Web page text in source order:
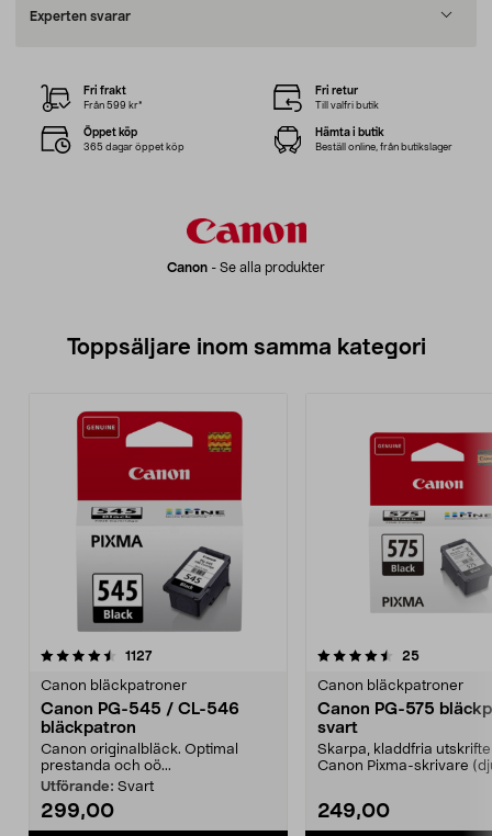
Experten svarar
Canon - Se alla produkter
Fri frakt
Från 599 kr*
Fri retur
Till valfri butik
Öppet köp
365 dagar öppet köp
Hämta i butik
Beställ online, från butikslager
Toppsäljare inom samma kategori
1127recensioner
Canon bläckpatroner
Canon PG-545 / CL-546
bläckpatron
Canon originalbläck. Optimal
prestanda och oö...
Utförande: Svart
299,00
4.5 av 5 stjärnor 25recensioner
Canon bläckpatroner
Canon PG-575
svart
Skarpa, kladdfria
Canon Pixma-skrivare
249,00
4.5 av 5 stjärnor